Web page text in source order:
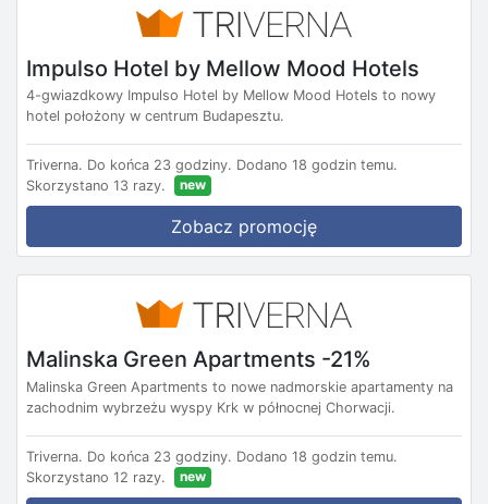
Impulso Hotel by Mellow Mood Hotels
4-gwiazdkowy Impulso Hotel by Mellow Mood Hotels to nowy
hotel położony w centrum Budapesztu.
Triverna. Do końca 23 godziny. Dodano 18 godzin temu.
Skorzystano 13 razy.
new
Zobacz promocję
Malinska Green Apartments -21%
Malinska Green Apartments to nowe nadmorskie apartamenty na
zachodnim wybrzeżu wyspy Krk w północnej Chorwacji.
Triverna. Do końca 23 godziny. Dodano 18 godzin temu.
Skorzystano 12 razy.
new